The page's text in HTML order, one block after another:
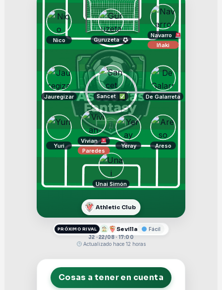
Unai Simón
Yuri
Vivian
Paredes
Yeray Areso
Jauregizar Sancet De Galarreta
Nico Guruzeta
Navarro
Iñaki
Athletic Club
PRÓXIMO RIVAL Sevilla
Fácil
J2 · 22/08 · 17:00
Actualizado hace 12 horas
Cosas a tener en cuenta